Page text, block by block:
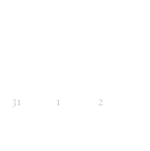
31 1 2